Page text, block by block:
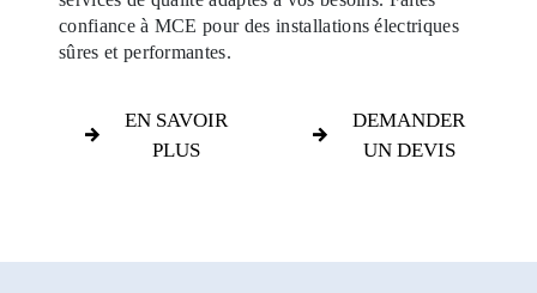
confiance à MCE pour des installations électriques
sûres et performantes.
EN SAVOIR
PLUS
DEMANDER
UN DEVIS